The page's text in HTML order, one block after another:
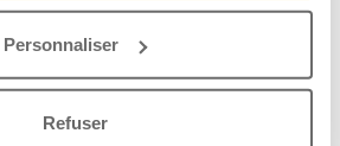
Personnaliser
Refuser